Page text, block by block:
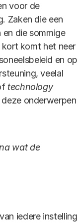
voor de
Zaken die een
die sommige
komt het neer
en op
veelal
technology
onderwerpen
wat de
iedere instelling